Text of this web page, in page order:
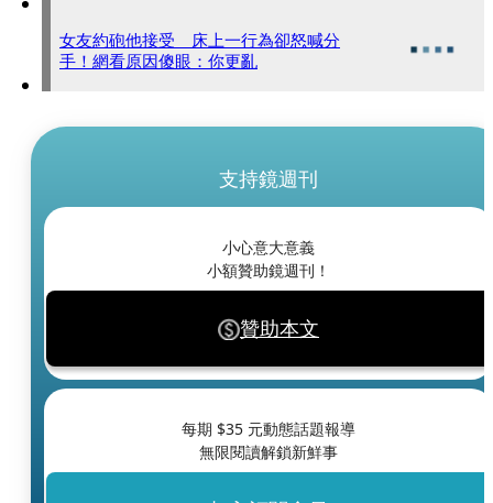
女友約砲他接受 床上一行為卻怒喊分
手！網看原因傻眼：你更亂
支持鏡週刊
小心意大意義
小額贊助鏡週刊！
贊助本文
每期 $35 元動態話題報導
無限閱讀解鎖新鮮事